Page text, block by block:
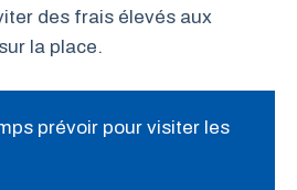
des frais élevés aux
la place.
prévoir pour visiter les